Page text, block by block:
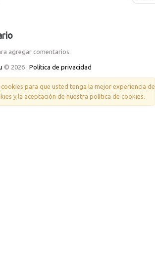
agregar comentarios.
© 2026 . Política de privacidad
para que usted tenga la mejor experiencia
y la aceptación de nuestra política de cookies.